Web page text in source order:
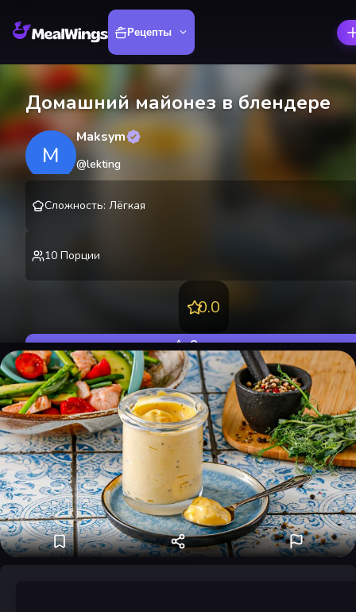
Рецепты
Домашний майонез в блендере
M
Maksym
@lekting
Сложность: Лёгкая
10 Порции
0.0
Оценить